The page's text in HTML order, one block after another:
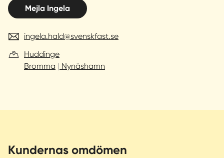
Mejla Ingela
ingela.hald@svenskfast.se
Huddinge
Bromma
Nynäshamn
Kundernas omdömen